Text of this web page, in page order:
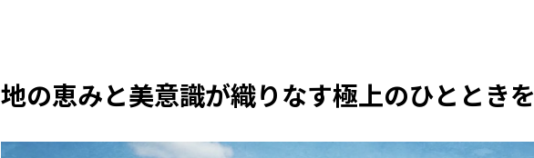
地の恵みと美意識が織りなす極上のひとときを